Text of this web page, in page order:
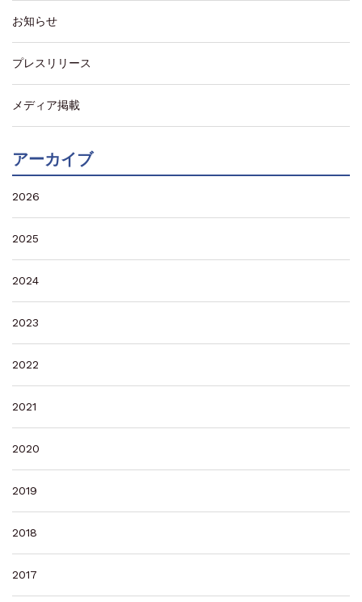
お知らせ
プレスリリース
メディア掲載
アーカイブ
2026
2025
2024
2023
2022
2021
2020
2019
2018
2017